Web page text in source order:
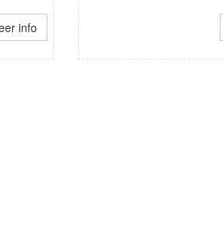
info